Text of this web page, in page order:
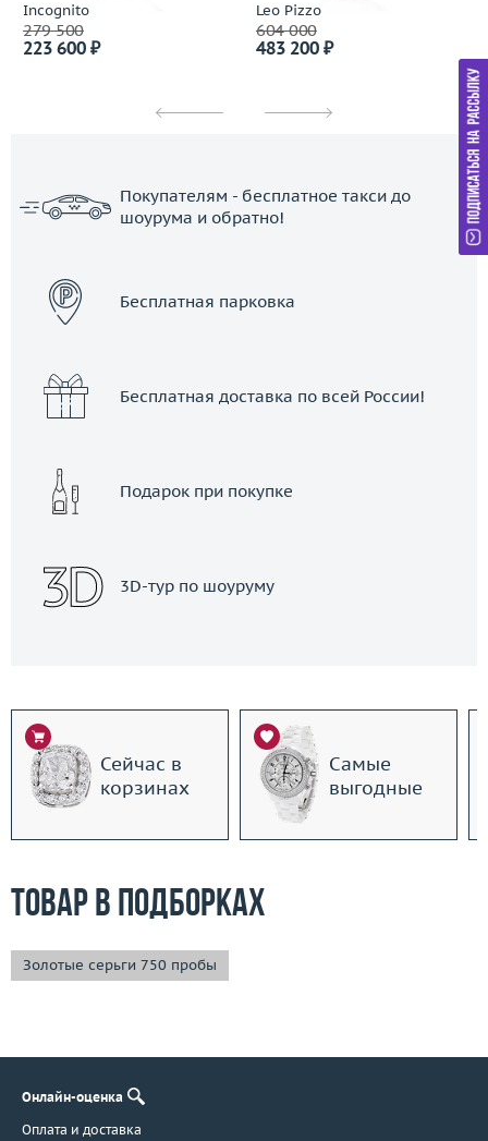
Incognito
279 500
223 600 ₽
Leo Pizzo
604 000
483 200 ₽
Покупателям - бесплатное такси до
шоурума и обратно!
Бесплатная парковка
Бесплатная доставка по всей России!
Подарок при покупке
3D-тур по шоуруму
Сейчас в
корзинах
Самые
выгодные
Товар в подборках
Золотые серьги 750 пробы
Онлайн-оценка
Оплата и доставка